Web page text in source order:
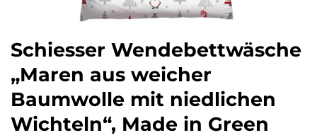
Schiesser Wendebettwäsche
„Maren aus weicher
Baumwolle mit niedlichen
Wichteln“, Made in Green